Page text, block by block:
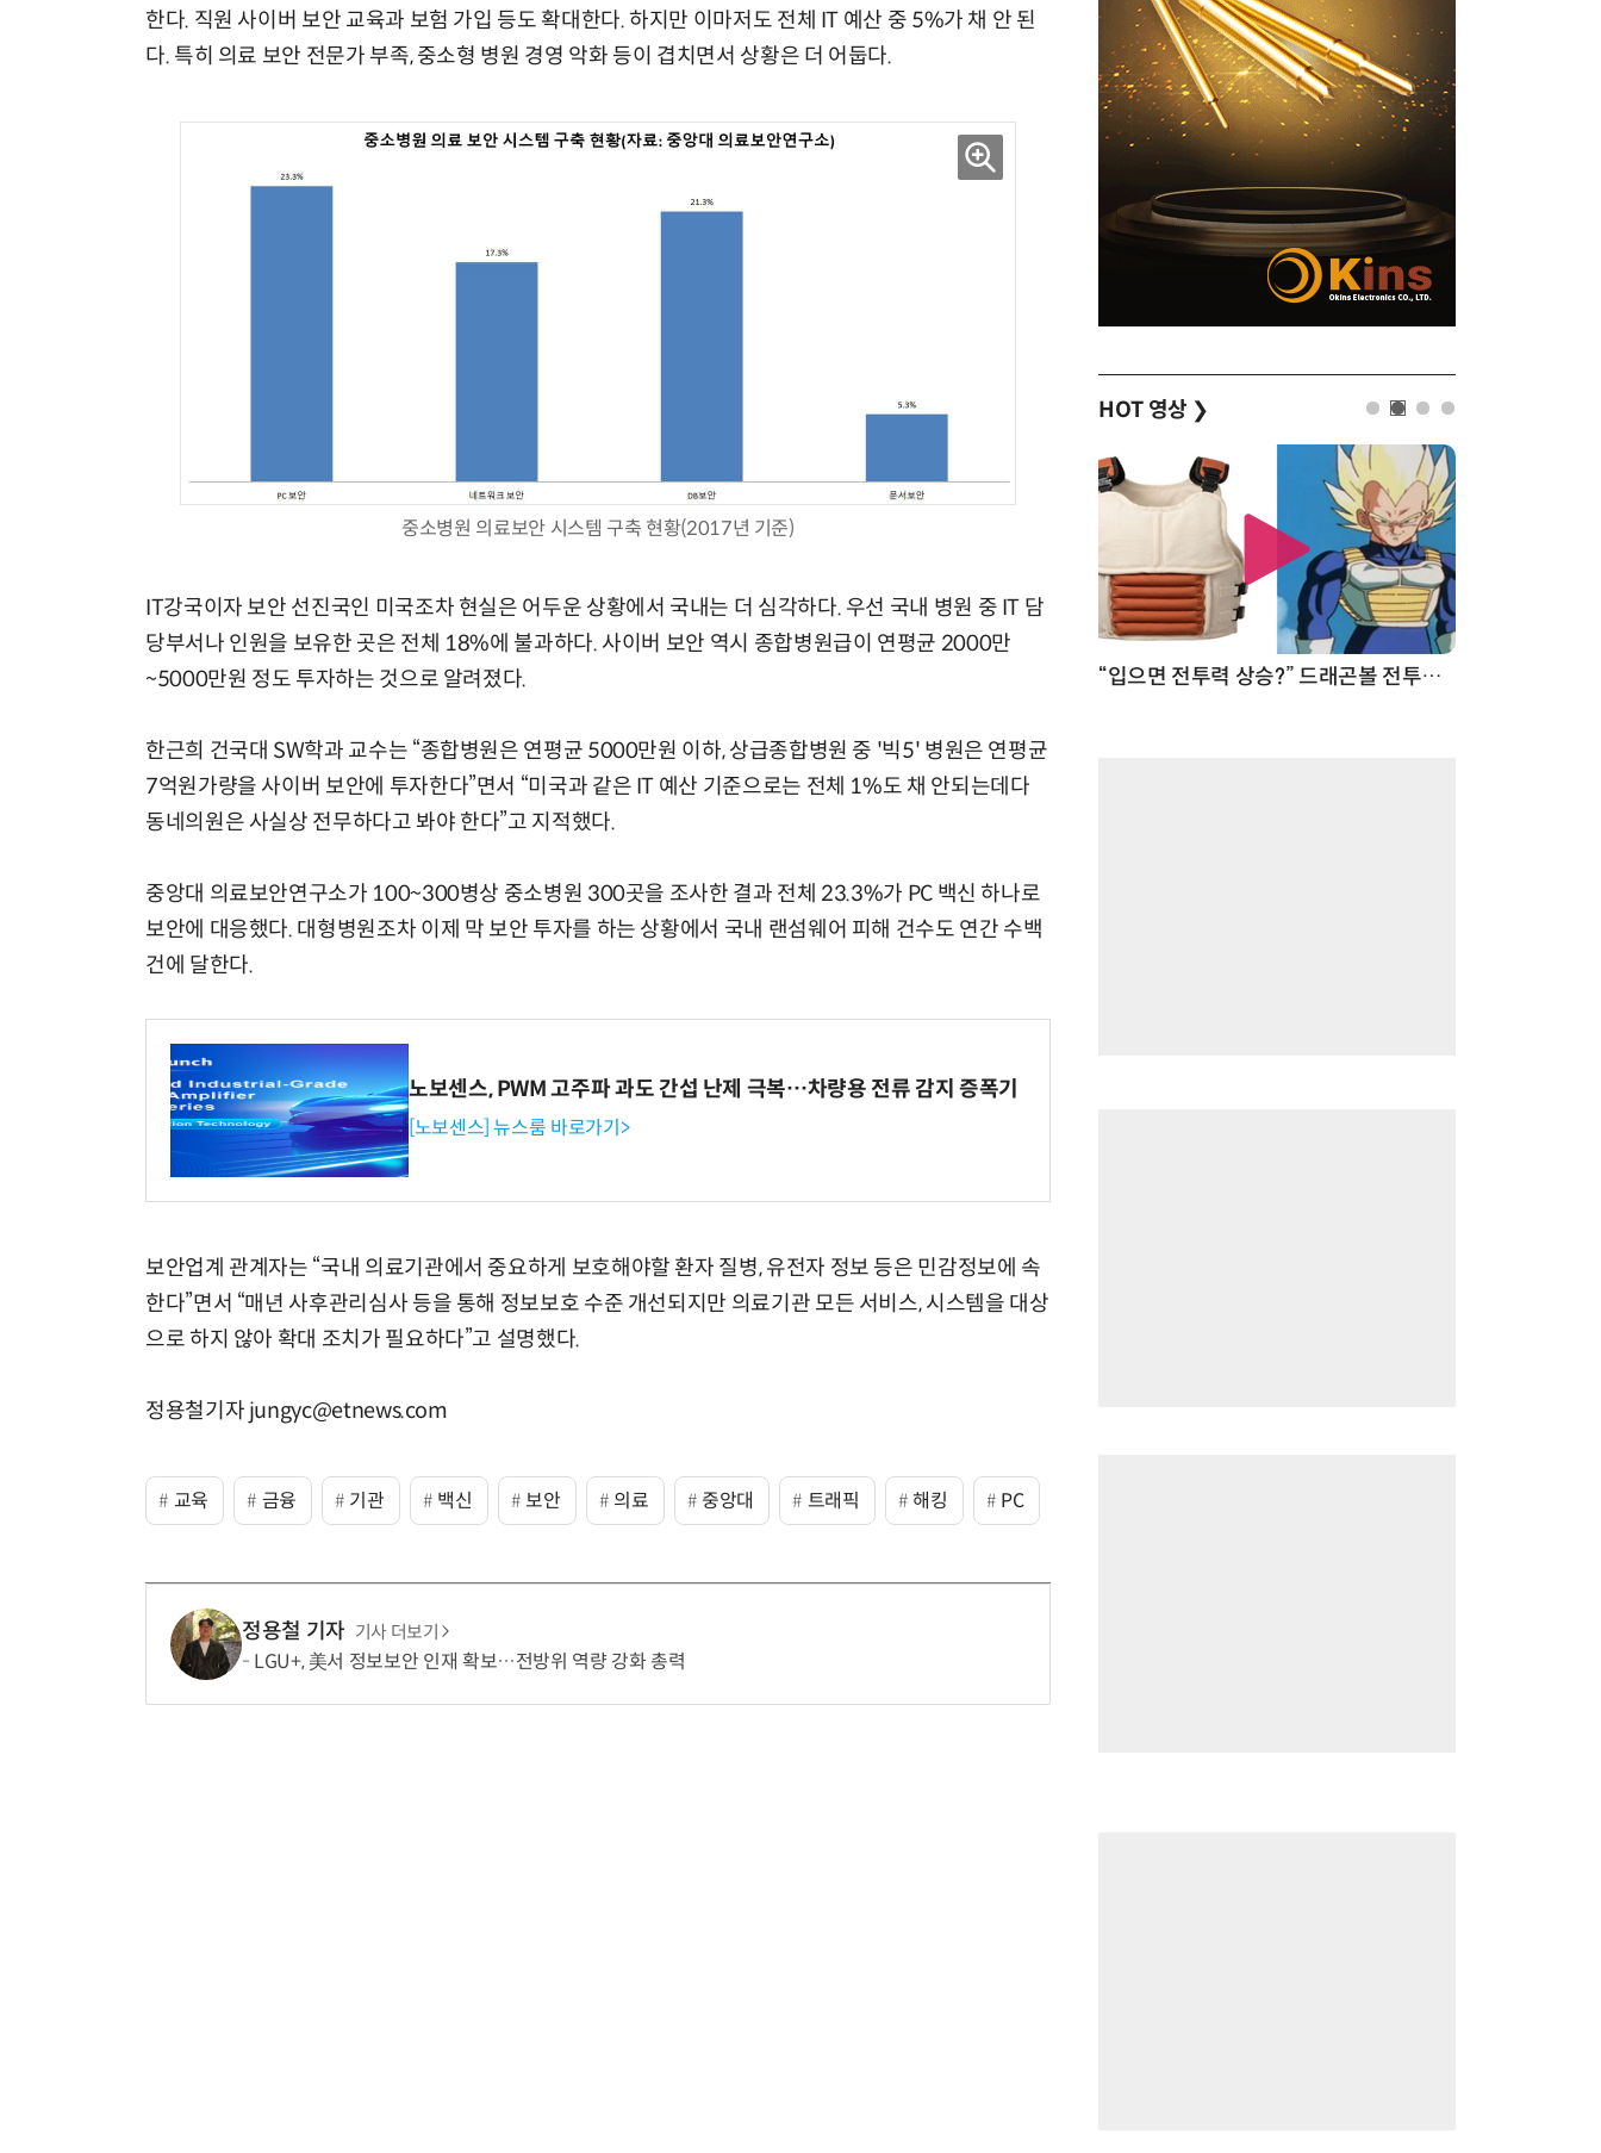
한다. 직원 사이버 보안 교육과 보험 가입 등도 확대한다. 하지만 이마저도 전체 IT 예산 중 5%가 채 안 된
다. 특히 의료 보안 전문가 부족, 중소형 병원 경영 악화 등이 겹치면서 상황은 더 어둡다.
중소병원 의료보안 시스템 구축 현황(2017년 기준)
IT강국이자 보안 선진국인 미국조차 현실은 어두운 상황에서 국내는 더 심각하다. 우선 국내 병원 중 IT 담
당부서나 인원을 보유한 곳은 전체 18%에 불과하다. 사이버 보안 역시 종합병원급이 연평균 2000만
~5000만원 정도 투자하는 것으로 알려졌다.
한근희 건국대 SW학과 교수는 “종합병원은 연평균 5000만원 이하, 상급종합병원 중 '빅5' 병원은 연평균
7억원가량을 사이버 보안에 투자한다”면서 “미국과 같은 IT 예산 기준으로는 전체 1%도 채 안되는데다
동네의원은 사실상 전무하다고 봐야 한다”고 지적했다.
중앙대 의료보안연구소가 100~300병상 중소병원 300곳을 조사한 결과 전체 23.3%가 PC 백신 하나로
보안에 대응했다. 대형병원조차 이제 막 보안 투자를 하는 상황에서 국내 랜섬웨어 피해 건수도 연간 수백
건에 달한다.
노보센스, PWM 고주파 과도 간섭 난제 극복…차량용 전류 감지 증폭기
[노보센스] 뉴스룸 바로가기>
보안업계 관계자는 “국내 의료기관에서 중요하게 보호해야할 환자 질병, 유전자 정보 등은 민감정보에 속
한다”면서 “매년 사후관리심사 등을 통해 정보보호 수준 개선되지만 의료기관 모든 서비스, 시스템을 대상
으로 하지 않아 확대 조치가 필요하다”고 설명했다.
정용철기자 jungyc@etnews.com
교육 금융 기관 백신 보안 의료 중앙대 트래픽 해킹 PC
정용철 기자 기사 더보기
LGU+, 美서 정보보안 인재 확보…전방위 역량 강화 총력
HOT 영상 ❯
“입으면 전투력 상승?” 드래곤볼 전투복 닮은 중량조끼